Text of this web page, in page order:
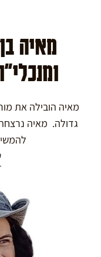
מאיה
מאיה הובילה את